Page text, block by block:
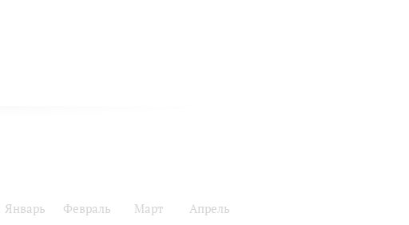
Январь Февраль Март Апрель